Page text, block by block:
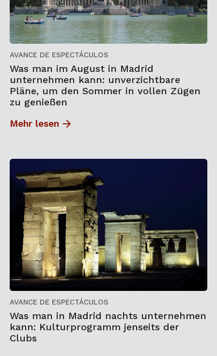
AVANCE DE ESPECTÁCULOS
Was man im August in Madrid
unternehmen kann: unverzichtbare
Pläne, um den Sommer in vollen Zügen
zu genießen
Mehr lesen
AVANCE DE ESPECTÁCULOS
Was man in Madrid nachts unternehmen
kann: Kulturprogramm jenseits der
Clubs